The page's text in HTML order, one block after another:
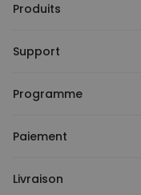
Produits
Support
Programme
Paiement
Livraison